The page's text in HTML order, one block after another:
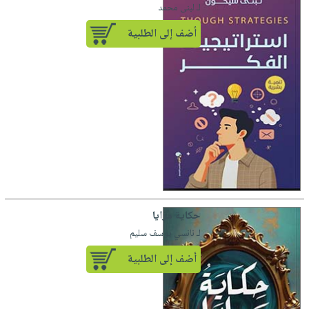
لـ لبنى محمد
أضف إلى الطلبية
حكاية مرايا
لـ نانسي يوسف سليم
أضف إلى الطلبية